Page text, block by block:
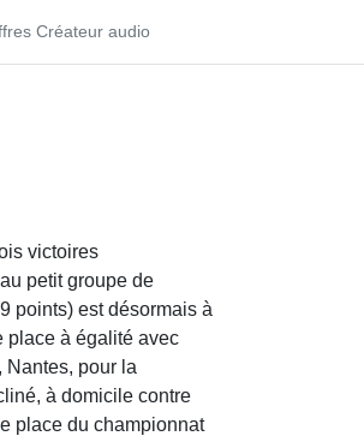
Créateur audio
victoires
petit groupe de
points) est désormais à
place à égalité avec
Nantes, pour la
à domicile contre
place du championnat